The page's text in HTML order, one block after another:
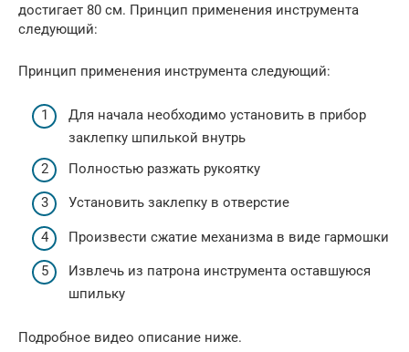
достигает 80 см. Принцип применения инструмента
следующий:
Принцип применения инструмента следующий:
Для начала необходимо установить в прибор
заклепку шпилькой внутрь
Полностью разжать рукоятку
Установить заклепку в отверстие
Произвести сжатие механизма в виде гармошки
Извлечь из патрона инструмента оставшуюся
шпильку
Подробное видео описание ниже.